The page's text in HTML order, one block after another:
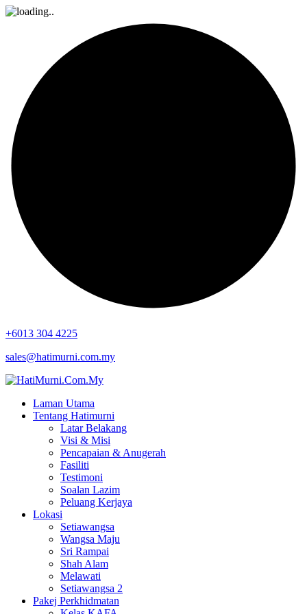
+6013 304 4225
sales@hatimurni.com.my
Laman Utama
Tentang Hatimurni
Latar Belakang
Visi & Misi
Pencapaian & Anugerah
Fasiliti
Testimoni
Soalan Lazim
Peluang Kerjaya
Lokasi
Setiawangsa
Wangsa Maju
Sri Rampai
Shah Alam
Melawati
Setiawangsa 2
Pakej Perkhidmatan